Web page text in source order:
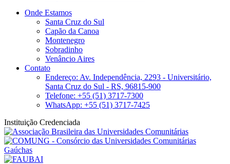
Onde Estamos
Santa Cruz do Sul
Capão da Canoa
Montenegro
Sobradinho
Venâncio Aires
Contato
Endereço: Av. Independência, 2293 - Universitário,
Santa Cruz do Sul - RS, 96815-900
Telefone: +55 (51) 3717-7300
WhatsApp: +55 (51) 3717-7425
Instituição Credenciada